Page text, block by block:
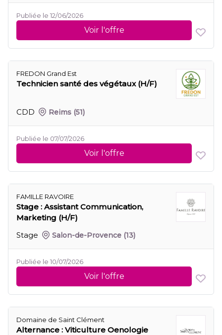
Publiée le 12/06/2026
Voir l'offre
FREDON Grand Est
Technicien santé des végétaux (H/F)
CDD Reims (51)
Publiée le 07/07/2026
Voir l'offre
FAMILLE RAVOIRE
Stage : Assistant Communication,
Marketing (H/F)
Stage
Salon-de-Provence (13)
Publiée le 10/07/2026
Voir l'offre
Domaine de Saint Clément
Alternance : Viticulture Oenologie